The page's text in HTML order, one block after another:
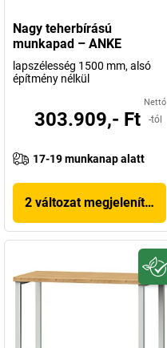
Nagy teherbírású
munkapad – ANKE
lapszélesség 1500 mm, alsó
építmény nélkül
Nettó
303.909,- Ft -tól
17-19 munkanap alatt
2 változat megjelenítése